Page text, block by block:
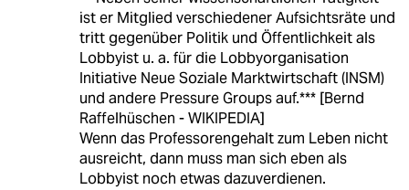
ist er Mitglied verschiedener Aufsichtsräte und
tritt gegenüber Politik und Öffentlichkeit als
Lobbyist u. a. für die Lobbyorganisation
Initiative Neue Soziale Marktwirtschaft (INSM)
und andere Pressure Groups auf.*** [Bernd
Raffelhüschen - WIKIPEDIA]
Wenn das Professorengehalt zum Leben nicht
ausreicht, dann muss man sich eben als
Lobbyist noch etwas dazuverdienen.